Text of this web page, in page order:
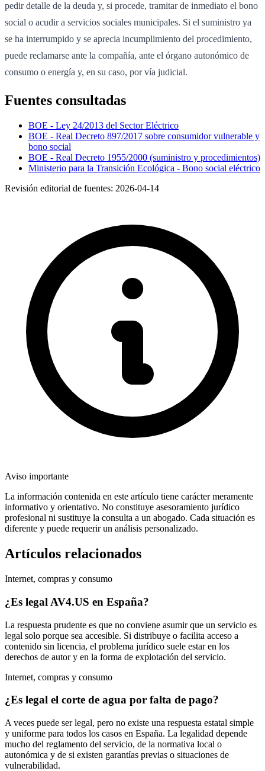
pedir detalle de la deuda y, si procede, tramitar de inmediato el bono
social o acudir a servicios sociales municipales. Si el suministro ya
se ha interrumpido y se aprecia incumplimiento del procedimiento,
puede reclamarse ante la compañía, ante el órgano autonómico de
consumo o energía y, en su caso, por vía judicial.
Fuentes consultadas
BOE - Ley 24/2013 del Sector Eléctrico
BOE - Real Decreto 897/2017 sobre consumidor vulnerable y
bono social
BOE - Real Decreto 1955/2000 (suministro y procedimientos)
Ministerio para la Transición Ecológica - Bono social eléctrico
Revisión editorial de fuentes: 2026-04-14
Aviso importante
La información contenida en este artículo tiene carácter meramente
informativo y orientativo. No constituye asesoramiento jurídico
profesional ni sustituye la consulta a un abogado. Cada situación es
diferente y puede requerir un análisis personalizado.
Artículos relacionados
Internet, compras y consumo
¿Es legal AV4.US en España?
La respuesta prudente es que no conviene asumir que un servicio es
legal solo porque sea accesible. Si distribuye o facilita acceso a
contenido sin licencia, el problema jurídico suele estar en los
derechos de autor y en la forma de explotación del servicio.
Internet, compras y consumo
¿Es legal el corte de agua por falta de pago?
A veces puede ser legal, pero no existe una respuesta estatal simple
y uniforme para todos los casos en España. La legalidad depende
mucho del reglamento del servicio, de la normativa local o
autonómica y de si existen garantías previas o situaciones de
vulnerabilidad.